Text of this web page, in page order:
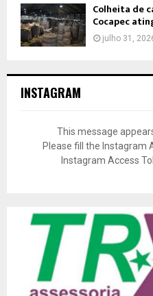
Colheita de
Cocapec
julho 31,
INSTAGRAM
This message
Please fill the Instagram
Instagram Access